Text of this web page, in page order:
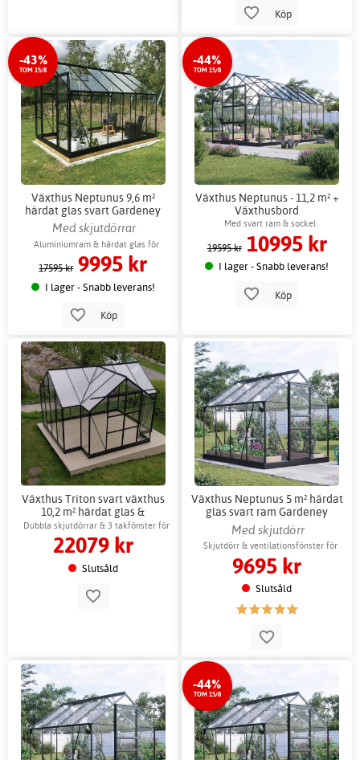
Köp
-43%
TOM 15/8
Växthus Neptunus 9,6 m²
härdat glas svart Gardeney
aluminium + Växthusbord
Med skjutdörrar
Aluminiumram & härdat glas för
hållbarhet
17595 kr 9995 kr
I lager - Snabb leverans!
Köp
-44%
TOM 15/8
Växthus Neptunus - 11,2 m² +
Växthusbord
Med svart ram & sockel
19595 kr 10995 kr
I lager - Snabb leverans!
Köp
Växthus Triton svart växthus
10,2 m² härdat glas &
kanalplast + Växthustillbehör
Dubbla skjutdörrar & 3 takfönster för
ventilation
22079 kr
Slutsåld
Växthus Neptunus 5 m² härdat
glas svart ram Gardeney
Med skjutdörr
Skjutdörr & ventilationsfönster för
bättre odling
9695 kr
Slutsåld
-44%
TOM 15/8